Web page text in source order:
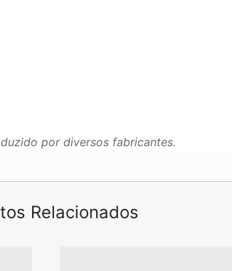
por diversos fabricantes.
Relacionados